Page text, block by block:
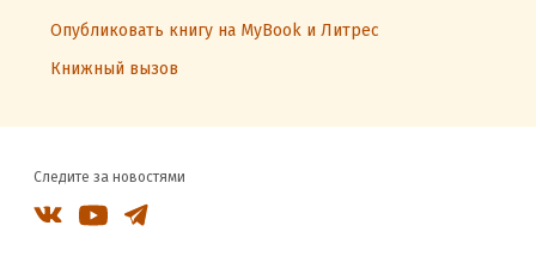
Опубликовать книгу на MyBook и Литрес
Книжный вызов
Следите за новостями